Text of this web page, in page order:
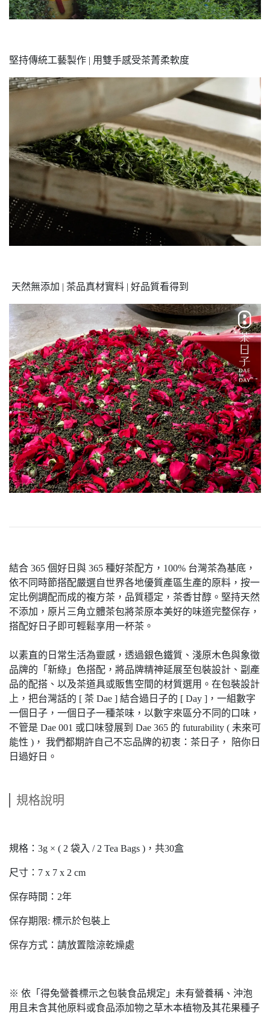
堅持傳統工藝製作 | 用雙手感受茶菁柔軟度
天然無添加 | 茶品真材實料 | 好品質看得到
結合 365 個好日與 365 種好茶配方，100% 台灣茶為基底，
依不同時節搭配嚴選自世界各地優質產區生產的原料，按一
定比例調配而成的複方茶，品質穩定，茶香甘醇。堅持天然
不添加，原片三角立體茶包將茶原本美好的味道完整保存，
搭配好日子即可輕鬆享用一杯茶。
以素直的日常生活為靈感，透過銀色鐵質、淺原木色與象徵
品牌的「新綠」色搭配，將品牌精神延展至包裝設計、副產
品的配搭、以及茶道具或販售空間的材質選用。在包裝設計
上，把台灣話的 [ 茶 Dae ] 結合過日子的 [ Day ]，一組數字
一個日子，一個日子一種茶味，以數字來區分不同的口味，
不管是 Dae 001 或口味發展到 Dae 365 的 futurability ( 未來可
能性 )， 我們都期許自己不忘品牌的初衷：茶日子， 陪你日
日過好日。
規格說明
規格：3g × ( 2 袋入 / 2 Tea Bags )，共30盒
尺寸：7 x 7 x 2 cm
保存時間：2年
保存期限: 標示於包裝上
保存方式：請放置陰涼乾燥處
※ 依「得免營養標示之包裝食品規定」未有營養稱、沖泡
用且未含其他原料或食品添加物之草木本植物及其花果種子